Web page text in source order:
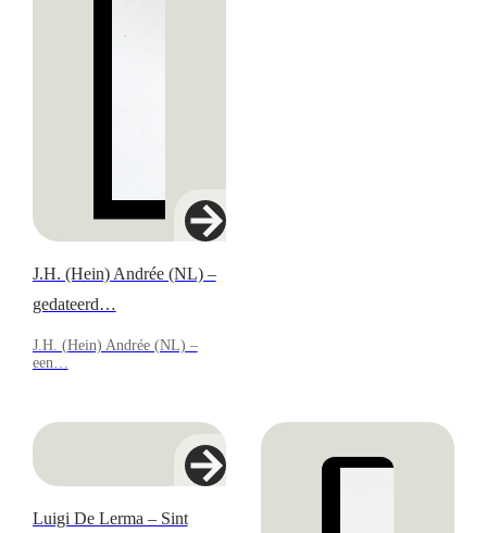
J.H. (Hein) Andrée (NL) –
gedateerd…
J.H. (Hein) Andrée (NL) –
een…
Luigi De Lerma – Sint